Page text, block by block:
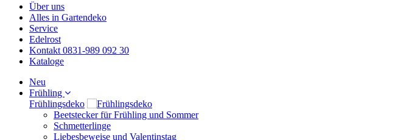
Über uns
Alles in Gartendeko
Service
Edelrost
Kontakt 0831-989 092 30
Kataloge
Neu
Frühling
Frühlingsdeko
Beetstecker für Frühling und Sommer
Schmetterlinge
Liebesbeweise und Valentinstag